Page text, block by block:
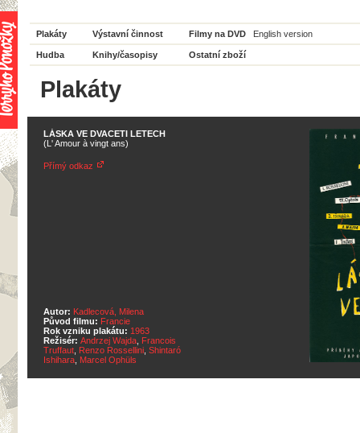
Plakáty Výstavní činnost Filmy na DVD English version
Hudba Knihy/časopisy Ostatní zboží
Plakáty
LÁSKA VE DVACETI LETECH
(L' Amour à vingt ans)
Přímý odkaz
Autor: Kadlecová, Milena
Původ filmu: Francie
Rok vzniku plakátu: 1963
Režisér: Andrzej Wajda Francois
Truffaut Renzo Rossellini Shintaró
Ishihara Marcel Ophüls